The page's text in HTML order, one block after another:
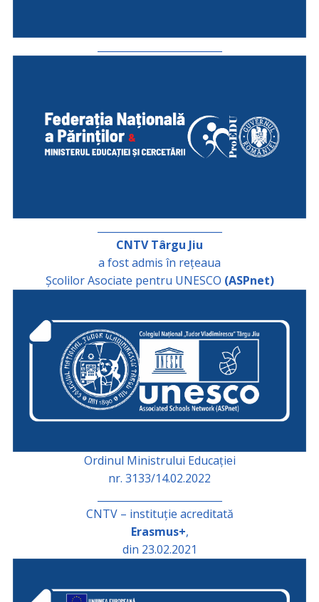
CNTV Târgu Jiu
a fost admis în rețeaua
Școlilor Asociate pentru UNESCO (ASPnet)
Ordinul Ministrului Educației
nr. 3133/14.02.2022
CNTV – instituție acreditată
Erasmus+,
din 23.02.2021